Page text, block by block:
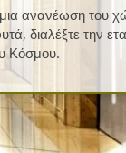
μια ανανέωση του
διαλέξτε την
Κόσμου.